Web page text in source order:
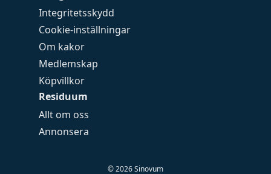
Integritetsskydd
Cookie-inställningar
Om kakor
Medlemskap
Köpvillkor
Residuum
Allt om oss
Annonsera
©2026Sinovum